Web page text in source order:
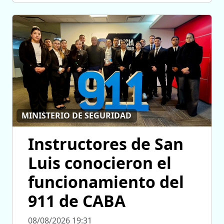
MINISTERIO DE SEGURIDAD
Instructores de San
Luis conocieron el
funcionamiento del
911 de CABA
08/08/2026 19:31